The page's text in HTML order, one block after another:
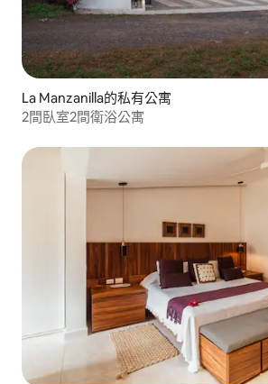
La Manzanilla的私有公寓
2間臥室2間衛浴公寓